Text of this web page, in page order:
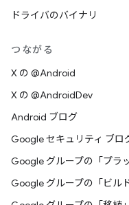
ドライバのバイナリ
つながる
X の @Android
X の @AndroidDev
Android ブログ
Google セキュリティ ブロ
Google グループの「プラ
Google グループの「ビル